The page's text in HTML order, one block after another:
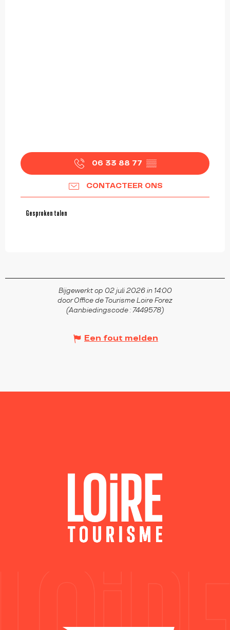
06 33 88 77 ▒▒
CONTACTEER ONS
Gesproken talen
Gesproken talen
Bijgewerkt op 02 juli 2026 in 14:00
door Office de Tourisme Loire Forez
(Aanbiedingscode :7449578)
Een fout melden